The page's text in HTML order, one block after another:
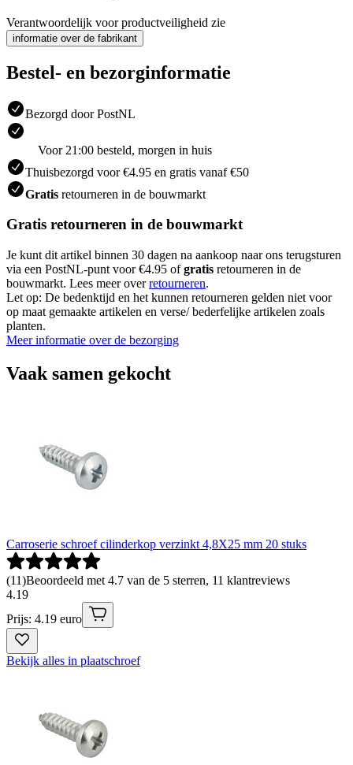
Verantwoordelijk voor productveiligheid zie
informatie over de fabrikant
Bestel- en bezorginformatie
Bezorgd door PostNL
Voor 21:00 besteld, morgen in huis
Thuisbezorgd voor €4.95 en gratis vanaf €50
Gratis retourneren in de bouwmarkt
Gratis retourneren in de bouwmarkt
Je kunt dit artikel binnen 30 dagen na aankoop naar ons terugsturen
via een PostNL-punt voor €4.95 ofgratis retourneren in de
bouwmarkt. Lees meer overretourneren.
Let op: De bedenktijd en het kunnen retourneren gelden niet voor
op maat gemaakte artikelen en verse/ bederfelijke artikelen zoals
planten.
Meer informatie over de bezorging
Vaak samen gekocht
Carroserie schroef cilinderkop verzinkt 4,8X25 mm 20 stuks
(11)Beoordeeld met 4.7 van de 5 sterren, 11 klantreviews
4.19
Prijs: 4.19 euro
Bekijk alles in plaatschroef